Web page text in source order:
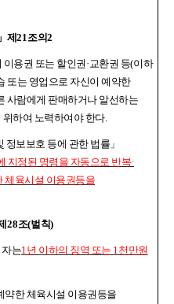
제 21조의2
용권 또는 할인권 ·교환권 등(이하
또는 영업으로 자신이 예약한
사람에게 판매하거나 알선하는
위하여 노력하여야 한다.
정보보호 등에 관한 법률 」
지정된 명령을 자동으로 반복·
체육시설 이용권등을
28조(벌칙)
자는1년 이하의 징역 또는 1천만원
약한 체육시설 이용권등을